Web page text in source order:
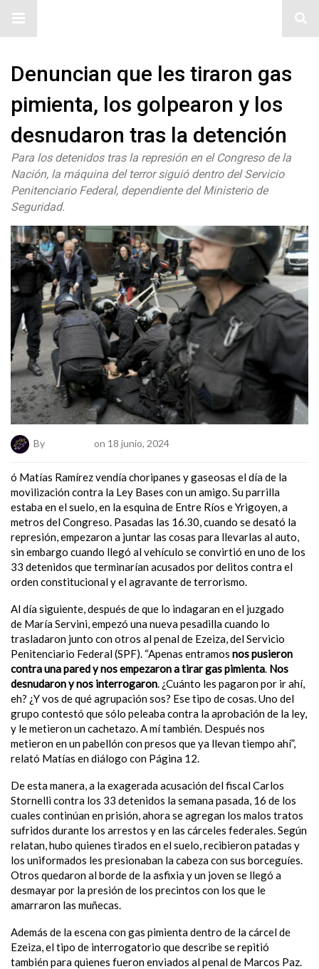
Denuncian que les tiraron gas
pimienta, los golpearon y los
desnudaron tras la detención
Para los detenidos tras la represión en el Congreso de la
Nación, la máquina del terror siguió dentro del Servicio
Penitenciario Federal, dependiente del Ministerio de
Seguridad.
By on 18 junio, 2024
ó Matías Ramírez vendía choripanes y gaseosas el día de la
movilización contra la Ley Bases con un amigo. Su parrilla
estaba en el suelo, en la esquina de Entre Ríos e Yrigoyen, a
metros del Congreso. Pasadas las 16.30, cuando se desató la
represión, empezaron a juntar las cosas para llevarlas al auto,
sin embargo cuando llegó al vehículo se convirtió en uno de los
33 detenidos que terminarían acusados por delitos contra el
orden constitucional y el agravante de terrorismo.
Al día siguiente, después de que lo indagaran en el juzgado
de María Servini, empezó una nueva pesadilla cuando lo
trasladaron junto con otros al penal de Ezeiza, del Servicio
Penitenciario Federal (SPF). “Apenas entramos nos pusieron
contra una pared y nos empezaron a tirar gas pimienta. Nos
desnudaron y nos interrogaron. ¿Cuánto les pagaron por ir ahí,
eh? ¿Y vos de qué agrupación sos? Ese tipo de cosas. Uno del
grupo contestó que sólo peleaba contra la aprobación de la ley,
y le metieron un cachetazo. A mí también. Después nos
metieron en un pabellón con presos que ya llevan tiempo ahí”,
relató Matías en diálogo con Página 12.
De esta manera, a la exagerada acusación del fiscal Carlos
Stornelli contra los 33 detenidos la semana pasada, 16 de los
cuales continúan en prisión, ahora se agregan los malos tratos
sufridos durante los arrestos y en las cárceles federales. Según
relatan, hubo quienes tirados en el suelo, recibieron patadas y
los uniformados les presionaban la cabeza con sus borceguíes.
Otros quedaron al borde de la asfixia y un joven se llegó a
desmayar por la presión de los precintos con los que le
amarraron las muñecas.
Además de la escena con gas pimienta dentro de la cárcel de
Ezeiza, el tipo de interrogatorio que describe se repitió
también para quienes fueron enviados al penal de Marcos Paz.